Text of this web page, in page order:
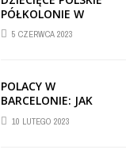
PÓŁKOLONIE W
BARCELONIE
5 CZERWCA 2023
POLACY W
BARCELONIE: JAK
RADZĄ SOBIE ZA
GRANICĄ
10 LUTEGO 2023